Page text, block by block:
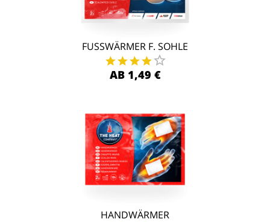
FUSSWÄRMER F. SOHLE
AB 1,49 €
HANDWÄRMER